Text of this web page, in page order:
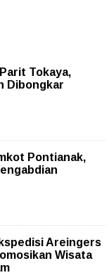
Tokaya,
Dibongkar
Pontianak,
Areingers
Wisata